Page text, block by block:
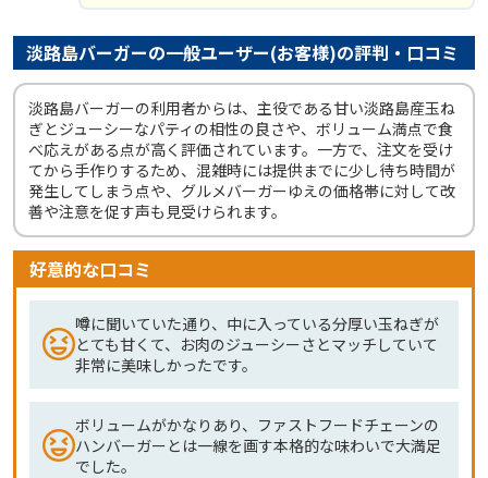
淡路島バーガーの一般ユーザー(お客様)の評判・口コミ
淡路島バーガーの利用者からは、主役である甘い淡路島産玉ね
ぎとジューシーなパティの相性の良さや、ボリューム満点で食
べ応えがある点が高く評価されています。一方で、注文を受け
てから手作りするため、混雑時には提供までに少し待ち時間が
発生してしまう点や、グルメバーガーゆえの価格帯に対して改
善や注意を促す声も見受けられます。
好意的な口コミ
噂に聞いていた通り、中に入っている分厚い玉ねぎが
とても甘くて、お肉のジューシーさとマッチしていて
非常に美味しかったです。
ボリュームがかなりあり、ファストフードチェーンの
ハンバーガーとは一線を画す本格的な味わいで大満足
でした。